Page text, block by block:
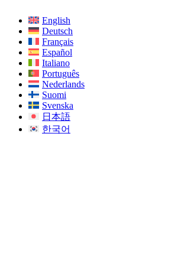
English
Deutsch
Français
Español
Italiano
Português
Nederlands
Suomi
Svenska
日本語
한국어